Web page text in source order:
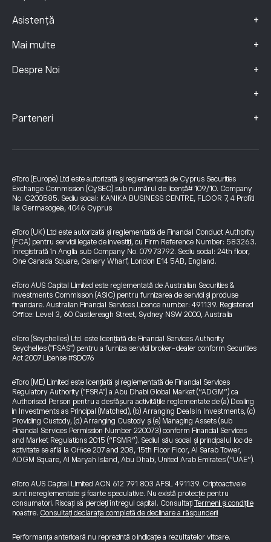
Asistență +
Mai multe +
Despre Noi +
+
Parteneri +
eToro (Europe) Ltd este autorizată și reglementată de Cyprus Securities
Exchange Commission (CySEC) sub numărul de licență# 109/10. Company
No. C200585. Sediu social: KANIKA BUSINESS CENTRE, FLOOR 7, 4 Profiti
Ilia Germasogeia, 4046 Cyprus
eToro (UK) Ltd este autorizată și reglementată de Financial Conduct Authority
(FCA) pentru servicii legate de investiții, cu Firm Reference Number: 583263.
Înregistrată în Anglia sub Company No. 07973792. Sediu social: 24th floor,
One Canada Square, Canary Wharf, London E14 5AB, England.
eToro AUS Capital Limited este reglementată de Australian Securities &
Investments Commission (ASIC) pentru furnizarea de servicii și produse
financiare. Australian Financial Services Licence number: 491139. Registered
Office: Level 3, 60 Castlereagh Street, Sydney NSW 2000, Australia
eToro (Seychelles) Ltd. este licențiată de Financial Services Authority
Seychelles ("FSAS") pentru a furniza servicii broker-dealer conform Securities
Act 2007 License #SD076
eToro (ME) Limited este licențiată și reglementată de Financial Services
Regulatory Authority ("FSRA") a Abu Dhabi Global Market (“ADGM”) ca
Authorised Person pentru a desfășura activitățile reglementate de (a) Dealing
in Investments as Principal (Matched), (b) Arranging Deals in Investments, (c)
Providing Custody, (d) Arranging Custody și (e) Managing Assets (sub
Financial Services Permission Number 220073) conform Financial Services
and Market Regulations 2015 (“FSMR”). Sediul său social și principalul loc de
activitate se află la Office 207 and 208, 15th Floor Floor, Al Sarab Tower,
ADGM Square, Al Maryah Island, Abu Dhabi, United Arab Emirates (“UAE”).
eToro AUS Capital Limited ACN 612 791 803 AFSL 491139. Criptoactivele
sunt nereglementate și foarte speculative. Nu există protecție pentru
consumatori. Riscați să pierdeți întregul capital. Consultați Termenii și condițiile
noastre. Consultați declarația completă de declinare a răspunderii
Performanța anterioară nu reprezintă o indicație a rezultatelor viitoare.